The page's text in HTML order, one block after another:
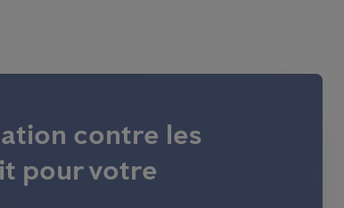
contre les
pour votre